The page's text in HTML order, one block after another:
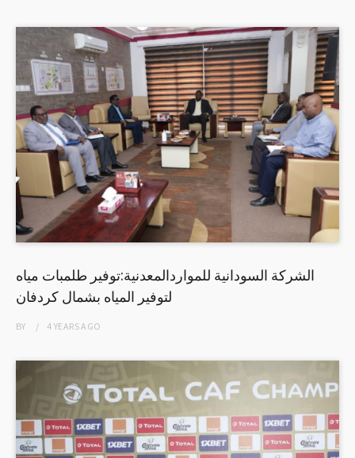
الشركة السودانية للمواردالمعدنية:توفير طلمبات مياه
لتوفير المياه بشمال كردفان
BY 4 YEARSAGO